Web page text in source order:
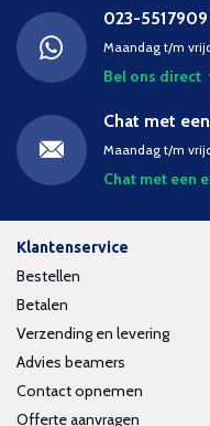
023-5517909
Maandag t/m
Bel ons direct
Chat met
Maandag t/m
Chat met een
Klantenservice
Bestellen
Betalen
Verzending en levering
Advies beamers
Contact opnemen
Offerte aanvragen